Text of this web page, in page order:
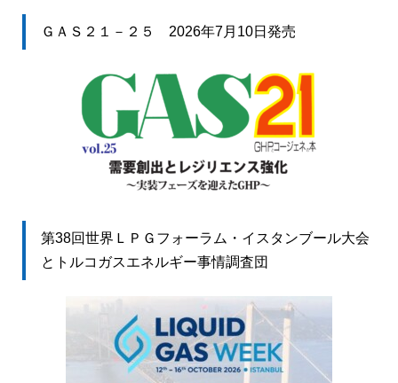
ＧＡＳ２１－２５ 2026年7月10日発売
第38回世界ＬＰＧフォーラム・イスタンブール大会
とトルコガスエネルギー事情調査団